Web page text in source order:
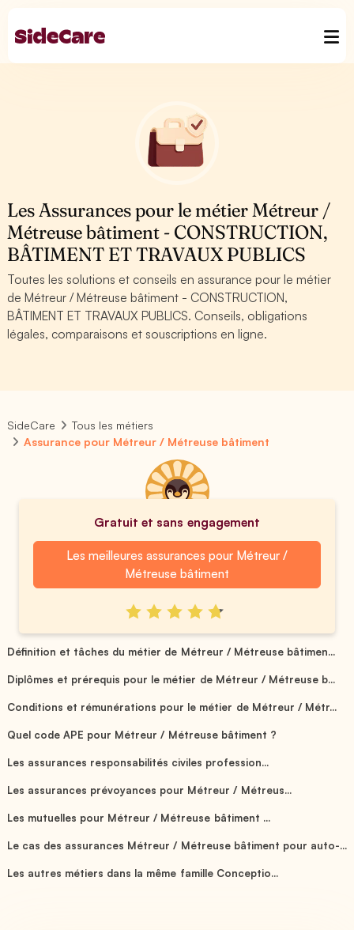
Les Assurances pour le métier Métreur /
Métreuse bâtiment - CONSTRUCTION,
BÂTIMENT ET TRAVAUX PUBLICS
Toutes les solutions et conseils en assurance pour le métier
de Métreur / Métreuse bâtiment - CONSTRUCTION,
BÂTIMENT ET TRAVAUX PUBLICS. Conseils, obligations
légales, comparaisons et souscriptions en ligne.
SideCare
Tous les métiers
Assurance pour Métreur / Métreuse bâtiment
Gratuit et sans engagement
Les meilleures assurances pour Métreur /
Métreuse bâtiment
Définition et tâches du métier de Métreur / Métreuse bâtimen...
Diplômes et prérequis pour le métier de Métreur / Métreuse b...
Conditions et rémunérations pour le métier de Métreur / Métr...
Quel code APE pour Métreur / Métreuse bâtiment ?
Les assurances responsabilités civiles profession...
Les assurances prévoyances pour Métreur / Métreus...
Les mutuelles pour Métreur / Métreuse bâtiment ...
Le cas des assurances Métreur / Métreuse bâtiment pour auto-...
Les autres métiers dans la même famille Conceptio...